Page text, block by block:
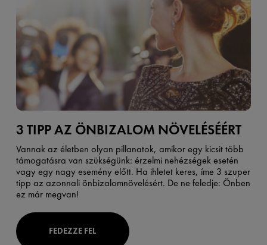
3 TIPP AZ ÖNBIZALOM NÖVELÉSÉÉRT
Vannak az életben olyan pillanatok, amikor egy kicsit több
támogatásra van szükségünk: érzelmi nehézségek esetén
vagy egy nagy esemény előtt. Ha ihletet keres, íme 3 szuper
tipp az azonnali önbizalomnövelésért. De ne feledje: Önben
ez már megvan!
FEDEZZE FEL